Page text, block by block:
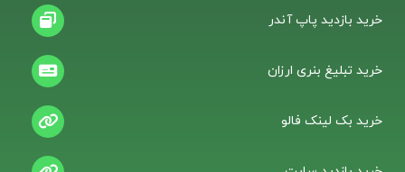
خرید بازدید پاپ آندر
خرید تبلیغ بنری ارزان
خرید بک لینک فالو